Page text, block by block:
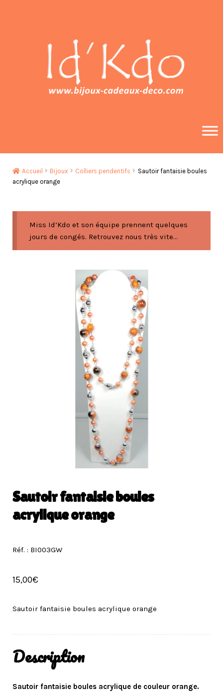
Accueil Bijoux Colliers pendentifs
Sautoir fantaisie boules
acrylique orange
Miss Id’Kdo et son équipe prennent quelques
jours de congés. Retrouvez nous très vite...
Sautoir fantaisie boules
acrylique orange
Réf. : BI003GW
15,00€
Sautoir fantaisie boules acrylique orange
Description
Sautoir fantaisie boules acrylique de couleur orange.